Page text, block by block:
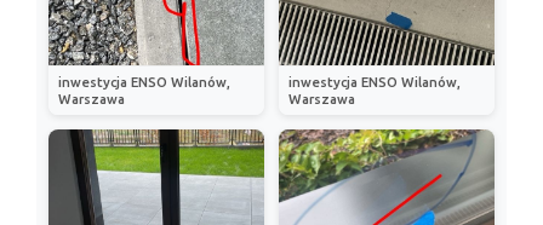
inwestycja ENSO Wilanów,
Warszawa
inwestycja ENSO Wilanów,
Warszawa